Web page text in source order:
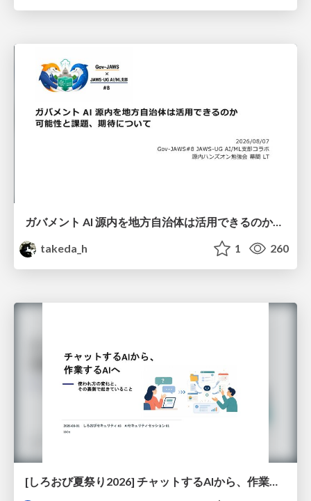
ガバメント AI 源内を地方自治体は活用できるのか 可能性と課題、期待について
takeda_h
1 260